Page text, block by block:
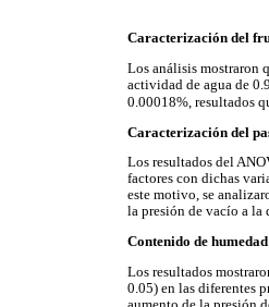
Caracterización del
Los análisis mostraron
actividad de agua de
0.00018%, resultados
Caracterización del
Los resultados del
factores con dichas
este motivo, se
la presión de vacío a la
Contenido de humedad
Los resultados
0.05) en las diferentes